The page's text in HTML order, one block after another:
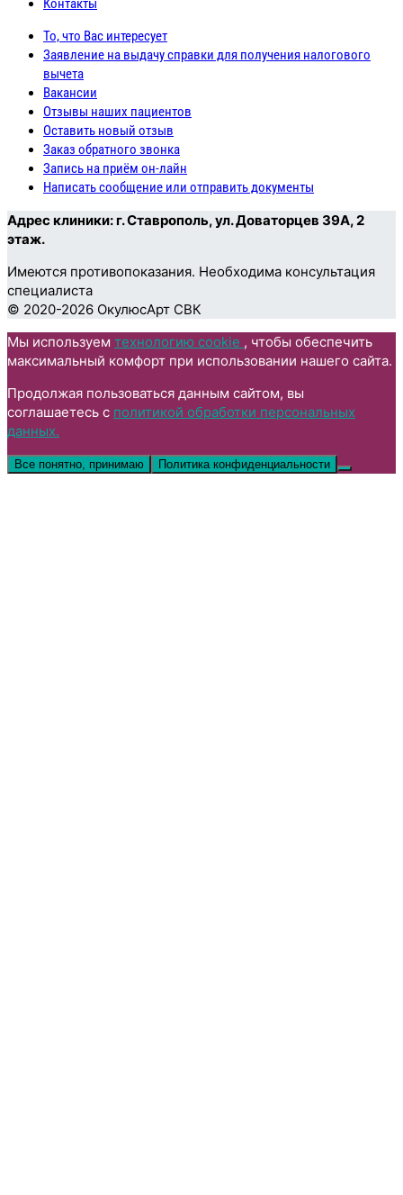
Контакты
То, что Вас интересует
Заявление на выдачу справки для получения налогового
вычета
Вакансии
Отзывы наших пациентов
Оставить новый отзыв
Заказ обратного звонка
Запись на приём он-лайн
Написать сообщение или отправить документы
Адрес клиники: г. Ставрополь, ул. Доваторцев 39А, 2
этаж.
Имеются противопоказания. Необходима консультация
специалиста
© 2020-2026 ОкулюсАрт СВК
Пролистать
наверх
Мы используем технологию cookie , чтобы обеспечить
максимальный комфорт при использовании нашего сайта.
Продолжая пользоваться данным сайтом, вы
соглашаетесь с политикой обработки персональных
данных.
Все понятно, принимаю Политика конфиденциальности